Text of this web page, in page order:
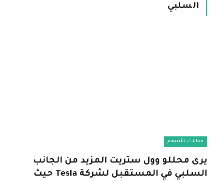
السلبي
مقالات الأسهم
يرى محللو وول ستريت المزيد من الجانب
السلبي في المستقبل لشركة Tesla حيث